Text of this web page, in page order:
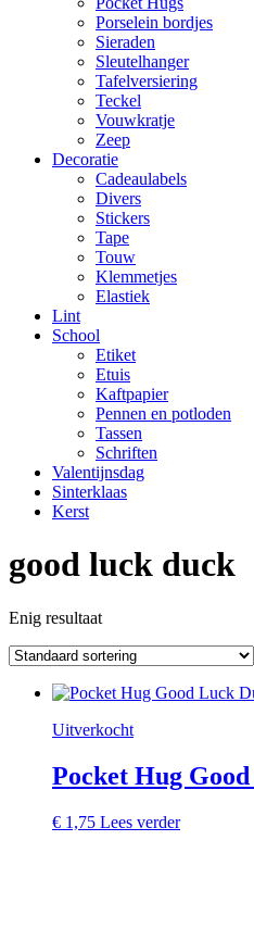
Porselein bordjes
Sieraden
Sleutelhanger
Tafelversiering
Teckel
Vouwkratje
Zeep
Decoratie
Cadeaulabels
Divers
Stickers
Tape
Touw
Klemmetjes
Elastiek
Lint
School
Etiket
Etuis
Kaftpapier
Pennen en potloden
Tassen
Schriften
Valentijnsdag
Sinterklaas
Kerst
good luck duck
Enig resultaat
Uitverkocht
Pocket Hug
€ 1,75 Lees verder